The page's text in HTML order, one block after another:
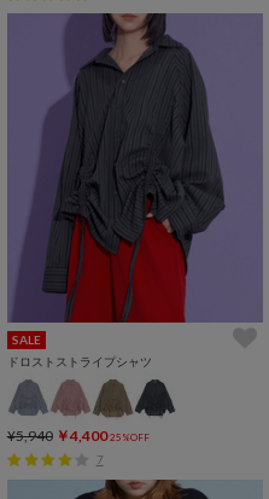
SALE
ドロストストライプシャツ
¥5,940 ￥4,400 25%OFF
7